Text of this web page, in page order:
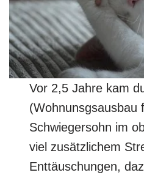
Vor 2,5 Jahre kam
(Wohnunsgsausbau
Schwiegersohn im
viel zusätzlichem
Enttäuschungen,